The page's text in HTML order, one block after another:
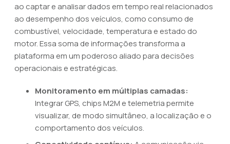
ao captar e analisar dados em tempo real relacionados
ao desempenho dos veículos, como consumo de
combustível, velocidade, temperatura e estado do
motor. Essa soma de informações transforma a
plataforma em um poderoso aliado para decisões
operacionais e estratégicas.
Monitoramento em múltiplas camadas:
Integrar GPS, chips M2M e telemetria permite
visualizar, de modo simultâneo, a localização e o
comportamento dos veículos.